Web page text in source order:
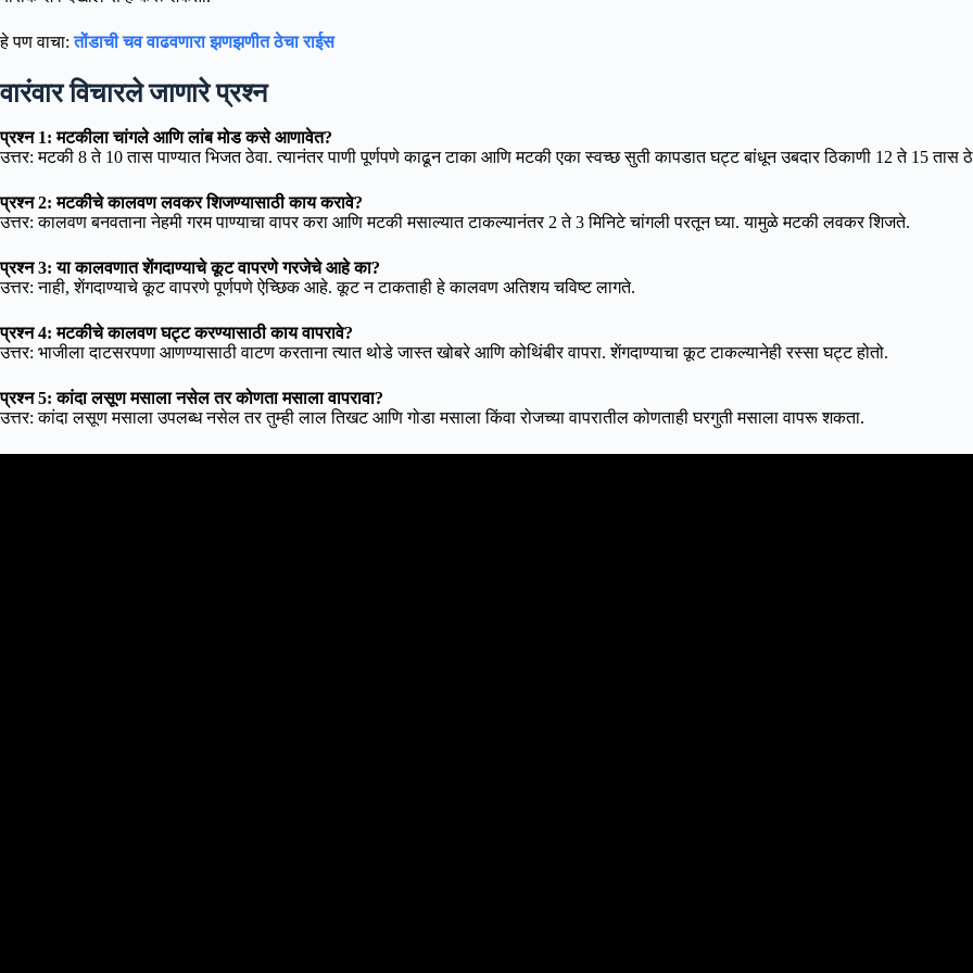
हे पण वाचा:तोंडाची चव वाढवणारा झणझणीत ठेचा राईस
वारंवार विचारले जाणारे प्रश्न
प्रश्न 1: मटकीला चांगले आणि लांब मोड कसे आणावेत?
उत्तर: मटकी 8 ते 10 तास पाण्यात भिजत ठेवा. त्यानंतर पाणी पूर्णपणे काढून टाका आणि मटकी एका स्वच्छ सुती कापडात घट्ट बांधून उबदार ठिकाणी 12 ते 15 तास
प्रश्न 2: मटकीचे कालवण लवकर शिजण्यासाठी काय करावे?
उत्तर: कालवण बनवताना नेहमी गरम पाण्याचा वापर करा आणि मटकी मसाल्यात टाकल्यानंतर 2 ते 3 मिनिटे चांगली परतून घ्या. यामुळे मटकी लवकर शिजते.
प्रश्न 3: या कालवणात शेंगदाण्याचे कूट वापरणे गरजेचे आहे का?
उत्तर: नाही, शेंगदाण्याचे कूट वापरणे पूर्णपणे ऐच्छिक आहे. कूट न टाकताही हे कालवण अतिशय चविष्ट लागते.
प्रश्न 4: मटकीचे कालवण घट्ट करण्यासाठी काय वापरावे?
उत्तर: भाजीला दाटसरपणा आणण्यासाठी वाटण करताना त्यात थोडे जास्त खोबरे आणि कोथिंबीर वापरा. शेंगदाण्याचा कूट टाकल्यानेही रस्सा घट्ट होतो.
प्रश्न 5: कांदा लसूण मसाला नसेल तर कोणता मसाला वापरावा?
उत्तर: कांदा लसूण मसाला उपलब्ध नसेल तर तुम्ही लाल तिखट आणि गोडा मसाला किंवा रोजच्या वापरातील कोणताही घरगुती मसाला वापरू शकता.